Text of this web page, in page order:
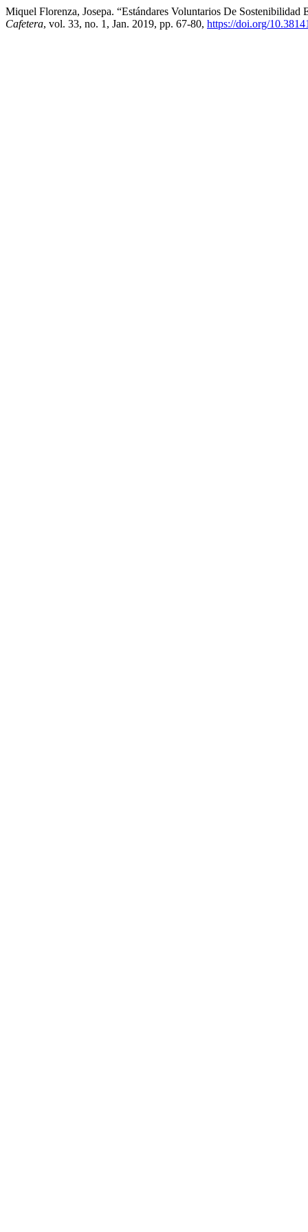
Miquel Florenza, Josepa. “Estándares Voluntarios De
Cafetera, vol. 33, no. 1, Jan. 2019, pp. 67-80, https://doi.org/